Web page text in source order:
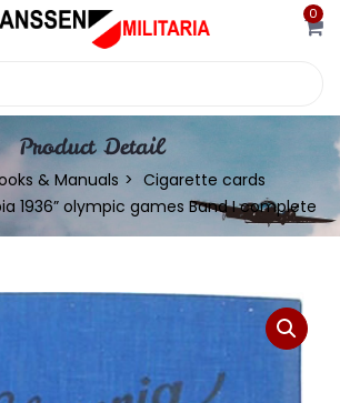
0
Product Detail
& Manuals
Cigarette cards
1936” olympic games Band I complete